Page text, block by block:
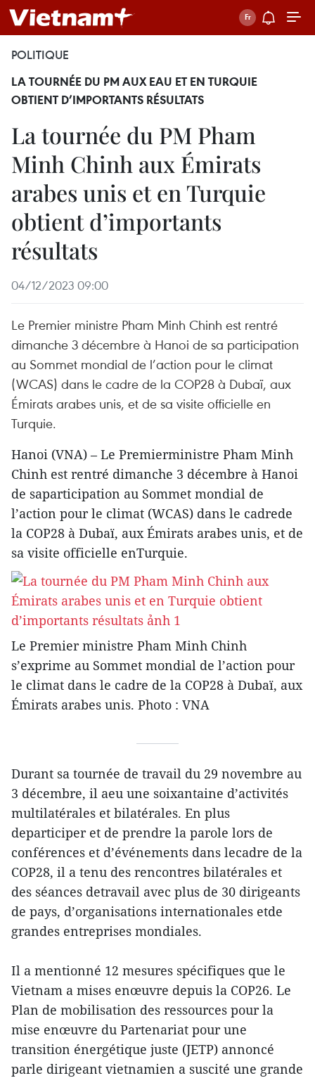
POLITIQUE
LA TOURNÉE DU PM AUX EAU ET EN TURQUIE
OBTIENT D’IMPORTANTS RÉSULTATS
La tournée du PM Pham
Minh Chinh aux Émirats
arabes unis et en Turquie
obtient d’importants
résultats
04/12/2023 09:00
Le Premier ministre Pham Minh Chinh est rentré
dimanche 3 décembre à Hanoi de sa participation
au Sommet mondial de l’action pour le climat
(WCAS) dans le cadre de la COP28 à Dubaï, aux
Émirats arabes unis, et de sa visite officielle en
Turquie.
Hanoi (VNA) – Le Premierministre Pham Minh
Chinh est rentré dimanche 3 décembre à Hanoi
de saparticipation au Sommet mondial de
l’action pour le climat (WCAS) dans le cadrede
la COP28 à Dubaï, aux Émirats arabes unis, et de
sa visite officielle enTurquie.
Le Premier ministre Pham Minh Chinh
s’exprime au Sommet mondial de l’action pour
le climat dans le cadre de la COP28 à Dubaï, aux
Émirats arabes unis. Photo : VNA
Durant sa tournée de travail du 29 novembre au
3 décembre, il aeu une soixantaine d’activités
multilatérales et bilatérales. En plus
departiciper et de prendre la parole lors de
conférences et d’événements dans lecadre de la
COP28, il a tenu des rencontres bilatérales et
des séances detravail avec plus de 30 dirigeants
de pays, d’organisations internationales etde
grandes entreprises mondiales.
Il a mentionné 12 mesures spécifiques que le
Vietnam a mises enœuvre depuis la COP26. Le
Plan de mobilisation des ressources pour la
mise enœuvre du Partenariat pour une
transition énergétique juste (JETP) annoncé
parle dirigeant vietnamien a suscité une grande